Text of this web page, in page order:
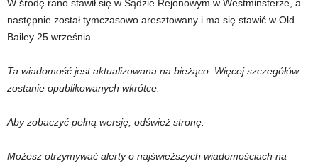
W środę rano stawił się w Sądzie Rejonowym w Westminsterze, a
następnie został tymczasowo aresztowany i ma się stawić w Old
Bailey 25 września.
Ta wiadomość jest aktualizowana na bieżąco. Więcej szczegółów
zostanie opublikowanych wkrótce.
Aby zobaczyć pełną wersję, odśwież stronę.
Możesz otrzymywać alerty o najświeższych wiadomościach na